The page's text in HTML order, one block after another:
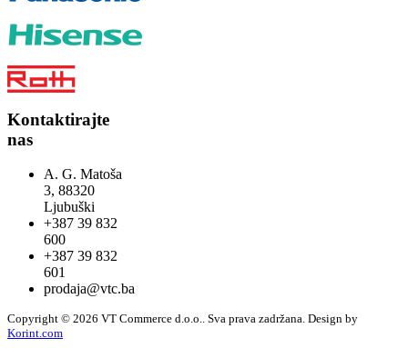
Kontaktirajte
nas
A. G. Matoša
3, 88320
Ljubuški
+387 39 832
600
+387 39 832
601
prodaja@vtc.ba
Copyright © 2026 VT Commerce d.o.o.. Sva prava zadržana. Design by
Korint.com